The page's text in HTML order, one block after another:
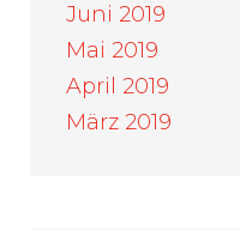
Juni 2019
Mai 2019
April 2019
März 2019